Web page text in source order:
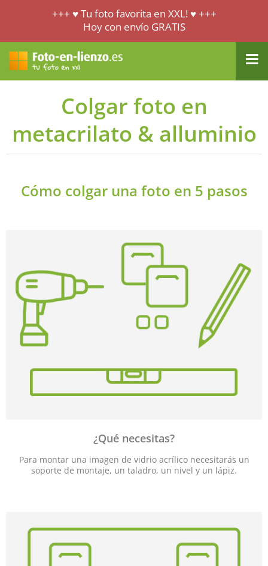
+++ ♥ Tu foto favorita en XXL! ♥ +++
Hoy con envío GRATIS
Colgar foto en
metacrilato & alluminio
Cómo colgar una foto en 5 pasos
¿Qué necesitas?
Para montar una imagen de vidrio acrílico necesitarás un
soporte de montaje, un taladro, un nivel y un lápiz.